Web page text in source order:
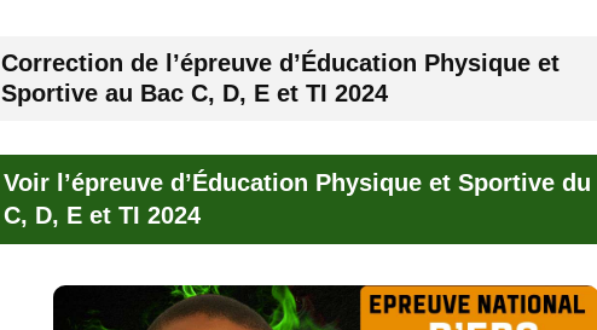
Correction de l’épreuve d’Éducation Physique et
Sportive au Bac C, D, E et TI 2024
Voir l’épreuve d’Éducation Physique et Sportive du
C, D, E et TI 2024